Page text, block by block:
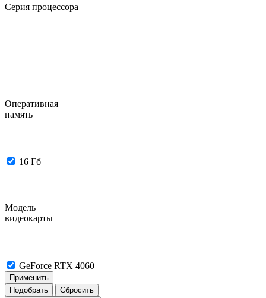
Серия процессора
Оперативная
память
16 Гб
Модель
видеокарты
GeForce RTX 4060
Применить
Подобрать
Сбросить